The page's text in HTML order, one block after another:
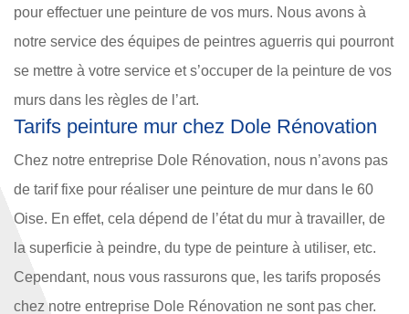
pour effectuer une peinture de vos murs. Nous avons à
notre service des équipes de peintres aguerris qui pourront
se mettre à votre service et s’occuper de la peinture de vos
murs dans les règles de l’art.
Tarifs peinture mur chez Dole Rénovation
Chez notre entreprise Dole Rénovation, nous n’avons pas
de tarif fixe pour réaliser une peinture de mur dans le 60
Oise. En effet, cela dépend de l’état du mur à travailler, de
la superficie à peindre, du type de peinture à utiliser, etc.
Cependant, nous vous rassurons que, les tarifs proposés
chez notre entreprise Dole Rénovation ne sont pas cher.